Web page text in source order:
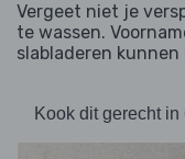
Vergeet niet je
te wassen.
slabladeren
Kook dit gerecht